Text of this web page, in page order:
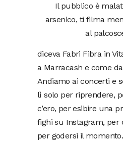
Il pubblico è
arsenico, ti filma
al
diceva Fabri Fibra in
a Marracash e come
Andiamo ai concerti e
lì solo per riprendere,
c’ero, per esibire una
fighi su Instagram, per
per godersi il